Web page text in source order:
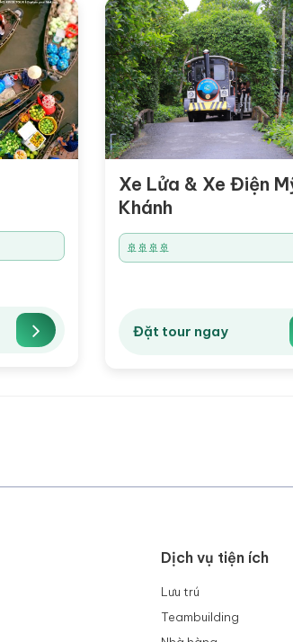
Xe Lửa & Xe Điện
Khánh
🚢🚢🚢🚢
Đặt tour ngay
Dịch vụ tiện ích
Lưu trú
Teambuilding